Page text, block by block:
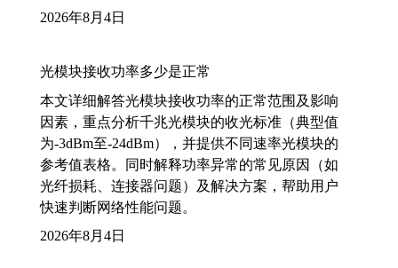
2026年8月4日
光模块接收功率多少是正常
本文详细解答光模块接收功率的正常范围及影响
因素，重点分析千兆光模块的收光标准（典型值
为-3dBm至-24dBm），并提供不同速率光模块的
参考值表格。同时解释功率异常的常见原因（如
光纤损耗、连接器问题）及解决方案，帮助用户
快速判断网络性能问题。
2026年8月4日